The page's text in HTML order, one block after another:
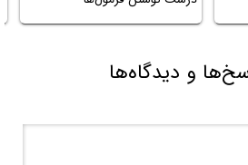
و دیدگاه‌ها